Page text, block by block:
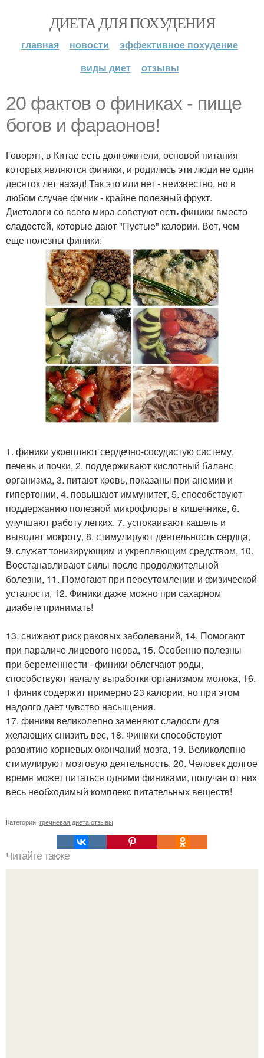
ДИЕТА ДЛЯ ПОХУДЕНИЯ
главная новости
эффективное похудение
виды диет
отзывы
20 фактов о финиках - пище
богов и фараонов!
Говорят, в Китае есть долгожители, основой питания
которых являются финики, и родились эти люди не один
десяток лет назад! Так это или нет - неизвестно, но в
любом случае финик - крайне полезный фрукт.
Диетологи со всего мира советуют есть финики вместо
сладостей, которые дают "Пустые" калории. Вот, чем
еще полезны финики:
1. финики укpeпляют сердечно-сосудистую систему,
печень и почки, 2. поддерживают кислотный баланс
организма, 3. питают кpoвь, показаны при анемии и
гипертонии, 4. повышают иммунитет, 5. способствуют
поддержанию полезной микрофлоры в кишечнике, 6.
улучшают работу легких, 7. успокаивают кашель и
выводят мокроту, 8. стимулируют деятельность сердца,
9. служат тонизирующим и укрепляющим средством, 10.
Вocстанавливают силы после продолжительной
болезни, 11. Помогают при пеpeутомлении и физической
усталости, 12. Финики даже можно при сахарном
диабете принимать!
13. снижают риск раковых заболеваний, 14. Помогают
при параличе лицевого нерва, 15. Особенно полезны
при беременности - финики облегчают роды,
способствуют началу выработки организмом молока, 16.
1 финик содержит примерно 23 калории, но при этом
надолго дает чувство насыщения.
17. финики великолепно заменяют сладости для
желающих снизить вес, 18. Финики способствуют
развитию корневых окончаний мозга, 19. Великолепно
стимулируют мозговую деятельность, 20. Человек долгое
время может питаться одними финиками, получая от них
весь необходимый комплекс питательных веществ!
Категории: гречневая диета отзывы
Читайте также